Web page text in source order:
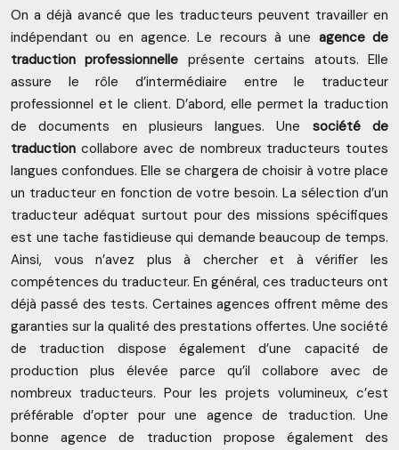
On a déjà avancé que les traducteurs peuvent travailler en
indépendant ou en agence. Le recours à une agence de
traduction professionnelle présente certains atouts. Elle
assure le rôle d’intermédiaire entre le traducteur
professionnel et le client. D’abord, elle permet la traduction
de documents en plusieurs langues. Une société de
traduction collabore avec de nombreux traducteurs toutes
langues confondues. Elle se chargera de choisir à votre place
un traducteur en fonction de votre besoin. La sélection d’un
traducteur adéquat surtout pour des missions spécifiques
est une tache fastidieuse qui demande beaucoup de temps.
Ainsi, vous n’avez plus à chercher et à vérifier les
compétences du traducteur. En général, ces traducteurs ont
déjà passé des tests. Certaines agences offrent même des
garanties sur la qualité des prestations offertes. Une société
de traduction dispose également d’une capacité de
production plus élevée parce qu’il collabore avec de
nombreux traducteurs. Pour les projets volumineux, c’est
préférable d’opter pour une agence de traduction. Une
bonne agence de traduction propose également des